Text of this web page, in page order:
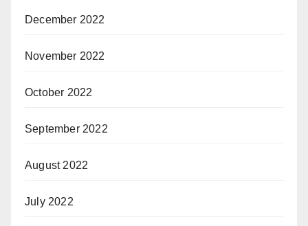
December 2022
November 2022
October 2022
September 2022
August 2022
July 2022